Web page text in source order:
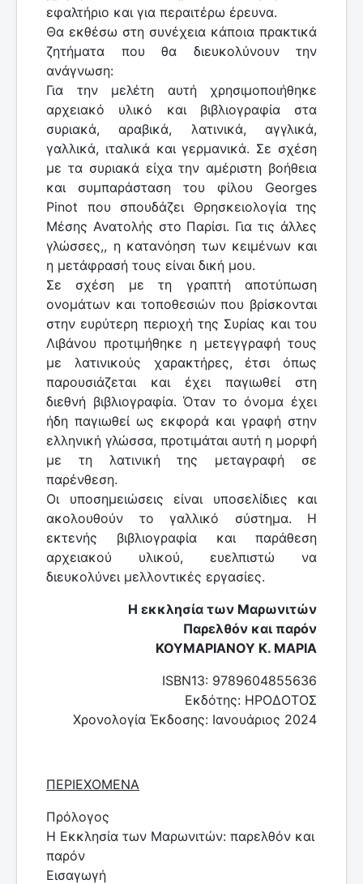
εφαλτήριο και για περαιτέρω έρευνα.
Θα εκθέσω στη συνέχεια κάποια πρακτικά
ζητήματα που θα διευκολύνουν την
ανάγνωση:
Για την μελέτη αυτή χρησιμοποιήθηκε
αρχειακό υλικό και βιβλιογραφία στα
συριακά, αραβικά, λατινικά, αγγλικά,
γαλλικά, ιταλικά και γερμανικά. Σε σχέση
με τα συριακά είχα την αμέριστη βοήθεια
και συμπαράσταση του φίλου Georges
Pinot που σπουδάζει Θρησκειολογία της
Μέσης Ανατολής στο Παρίσι. Για τις άλλες
γλώσσες,, η κατανόηση των κειμένων και
η μετάφρασή τους είναι δική μου.
Σε σχέση με τη γραπτή αποτύπωση
ονομάτων και τοποθεσιών που βρίσκονται
στην ευρύτερη περιοχή της Συρίας και του
Λιβάνου προτιμήθηκε η μετεγγραφή τους
με λατινικούς χαρακτήρες, έτσι όπως
παρουσιάζεται και έχει παγιωθεί στη
διεθνή βιβλιογραφία. Όταν το όνομα έχει
ήδη παγιωθεί ως εκφορά και γραφή στην
ελληνική γλώσσα, προτιμάται αυτή η μορφή
με τη λατινική της μεταγραφή σε
παρένθεση.
Οι υποσημειώσεις είναι υποσελίδιες και
ακολουθούν το γαλλικό σύστημα. Η
εκτενής βιβλιογραφία και παράθεση
αρχειακού υλικού, ευελπιστώ να
διευκολύνει μελλοντικές εργασίες.
Η εκκλησία των Μαρωνιτών
Παρελθόν και παρόν
ΚΟΥΜΑΡΙΑΝΟΥ Κ. ΜΑΡΙΑ
ISBN13: 9789604855636
Εκδότης: ΗΡΟΔΟΤΟΣ
Χρονολογία Έκδοσης: Ιανουάριος 2024
ΠΕΡΙΕΧΟΜΕΝΑ
Πρόλογος
Η Εκκλησία των Μαρωνιτών: παρελθόν και
παρόν
Εισαγωγή